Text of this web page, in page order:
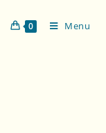
0 Menu